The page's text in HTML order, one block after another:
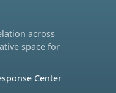
across
space for
Center